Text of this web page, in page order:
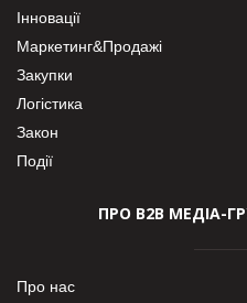
Інновації
Маркетинг&Продажі
Закупки
Логістика
Закон
Події
ПРО В2В МЕДІА-
Про нас